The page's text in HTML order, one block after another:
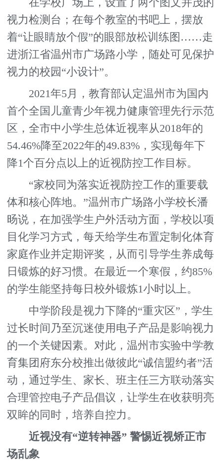
在学校广场上，设置了两个图文并茂的
视力检测台；在每个教室的书吧上，摆放
着“让眼睛放个假”的眼部放松训练图……走
进浙江省温州市广场路小学，随处可见保护
视力的校园“小设计”。
2021年5月，教育部认定温州市为国内
首个全国儿童青少年视力健康管理先行示范
区，全市中小学生总体近视率从2018年的
54.46%降至2022年的49.83%，实现每年下
降1个百分点以上的近视防控工作目标。
“家校同为落实近视防控工作的重要载
体和核心阵地。”温州市广场路小学校长潘
旸说，在加强学生户外活动方面，学校以项
目化学习方式，每天给学生布置定制化体育
家庭作业并定期评奖，从而引导学生养成每
日锻炼的好习惯。在最近一个寒假，约85%
的学生能坚持每日校外锻炼1小时以上。
中学阶段是视力下降的“重灾区”，学生
过长时间乃至沉迷使用电子产品是影响视力
的一个关键因素。对此，温州市实验中学教
育集团府东分校推出做彼此“诚信盟约者”活
动，通过学生、家长、班主任三方联动落实
合理管控电子产品倡议，让学生在收获明亮
双眸的同时，培养自控力。
近视没有“逆转神器” 警惕近视矫正市
场乱象